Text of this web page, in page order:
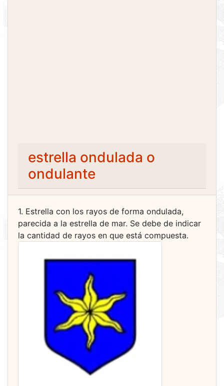
estrella ondulada o
ondulante
1. Estrella con los rayos de forma ondulada,
parecida a la estrella de mar. Se debe de indicar
la cantidad de rayos en que está compuesta.